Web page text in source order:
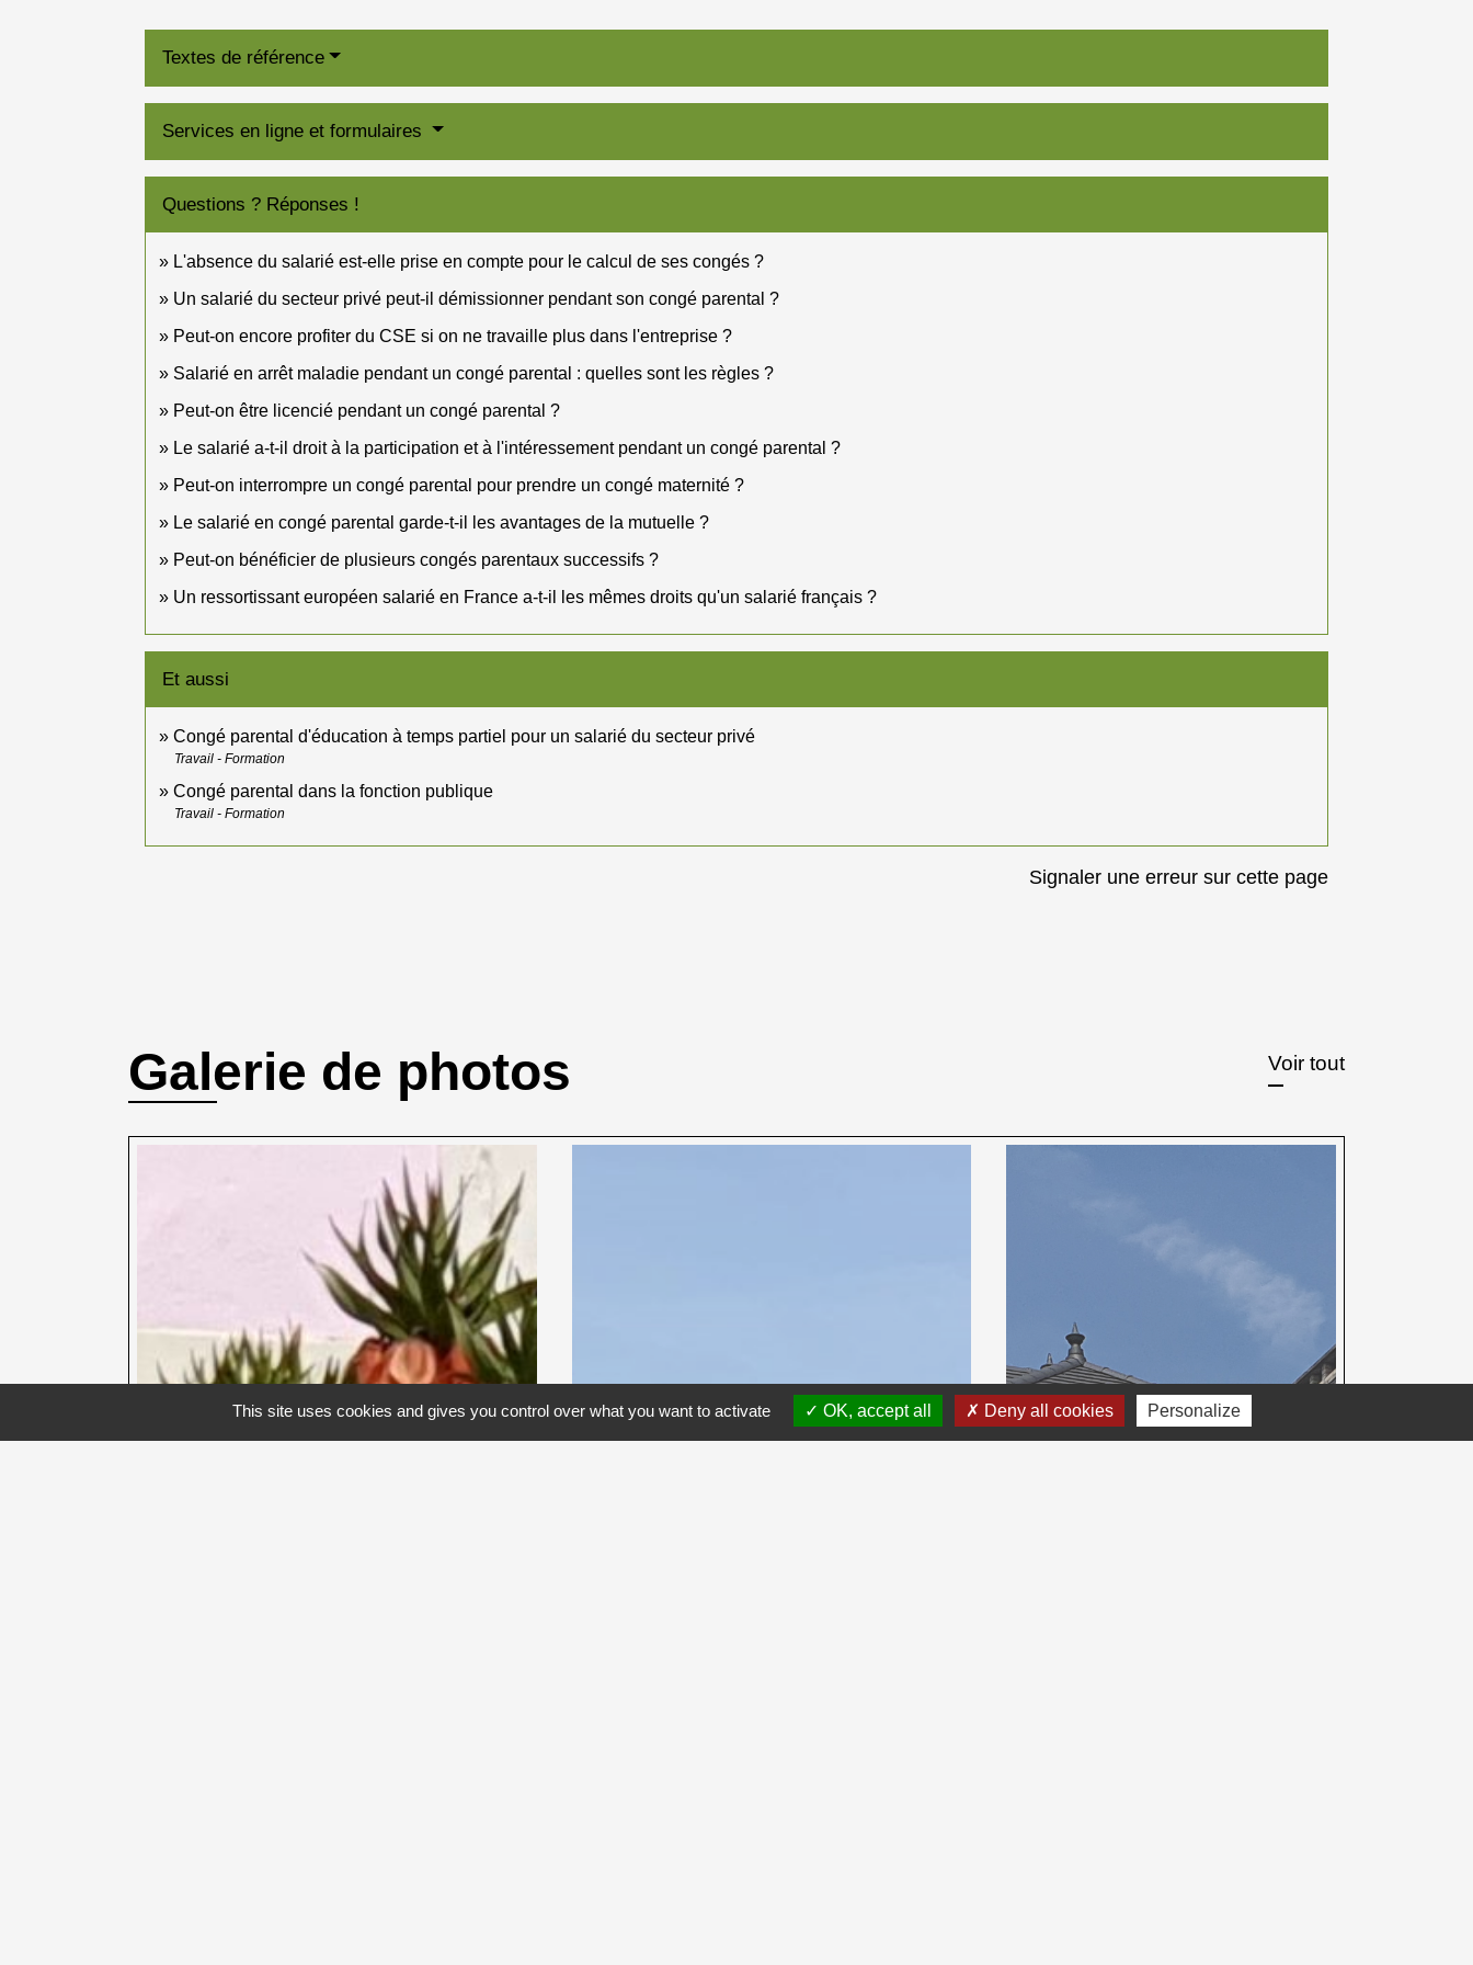
Textes de référence
Services en ligne et formulaires
Questions ? Réponses !
L'absence du salarié est-elle prise en compte pour le calcul de ses congés ?
Un salarié du secteur privé peut-il démissionner pendant son congé parental ?
Peut-on encore profiter du CSE si on ne travaille plus dans l'entreprise ?
Salarié en arrêt maladie pendant un congé parental : quelles sont les règles ?
Peut-on être licencié pendant un congé parental ?
Le salarié a-t-il droit à la participation et à l'intéressement pendant un congé parental ?
Peut-on interrompre un congé parental pour prendre un congé maternité ?
Le salarié en congé parental garde-t-il les avantages de la mutuelle ?
Peut-on bénéficier de plusieurs congés parentaux successifs ?
Un ressortissant européen salarié en France a-t-il les mêmes droits qu'un salarié français ?
Et aussi
Congé parental d'éducation à temps partiel pour un salarié du secteur privé
Travail - Formation
Congé parental dans la fonction publique
Travail - Formation
Signaler une erreur sur cette page
Galerie de photos Voir tout
This site uses cookies and gives you control over what you want to activate OK, accept all Deny all cookies Personalize